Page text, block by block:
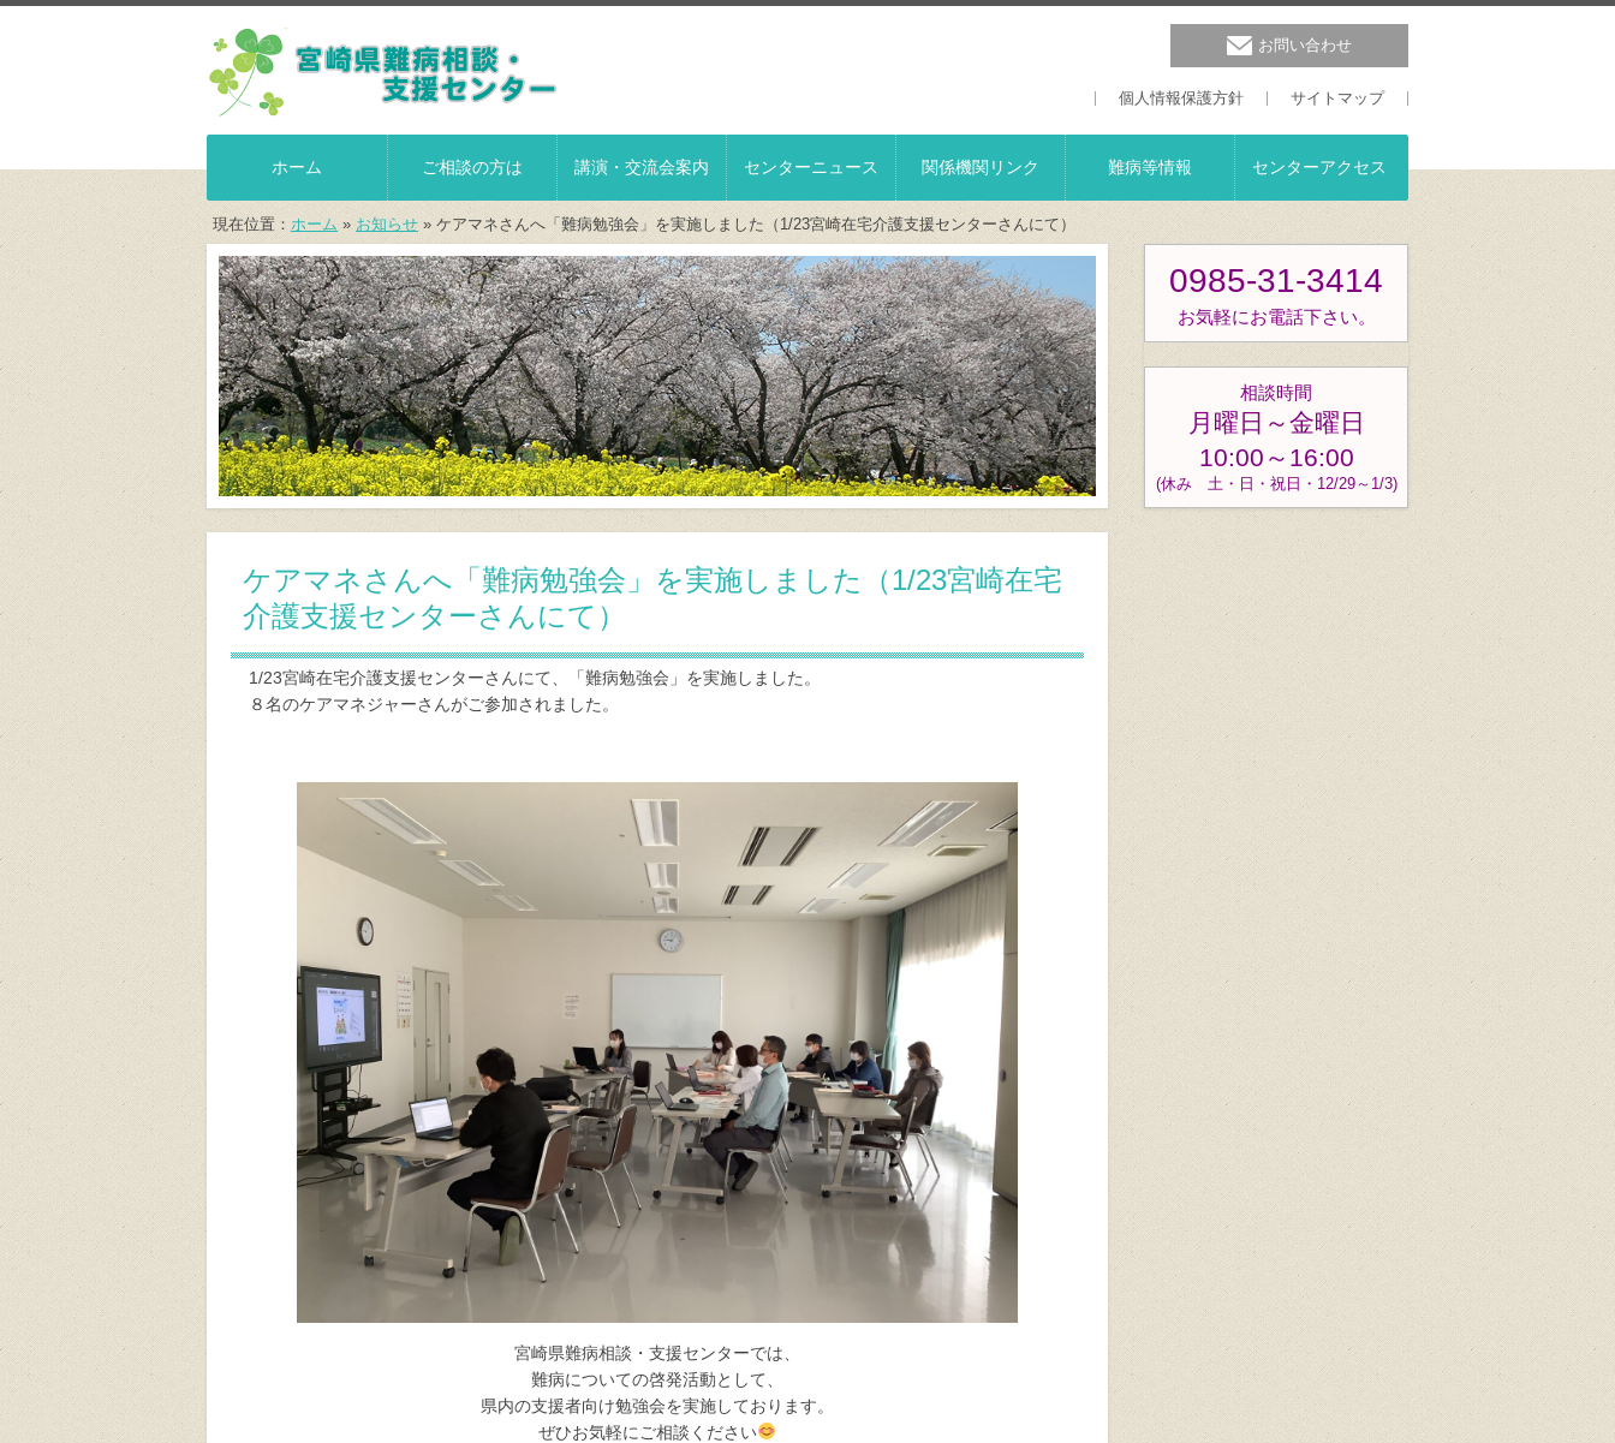
ホーム ご相談の方は 講演・交流会案内 センターニュース 関係機関リンク 難病等情報 センターアクセス
個人情報保護方針 サイトマップ
お問い合わせ
現在位置： ホーム » お知らせ » ケアマネさんへ「難病勉強会」を実施しました（1/23宮崎在宅介護支援センターさんにて）
ケアマネさんへ「難病勉強会」を実施しました（1/23宮崎在宅
介護支援センターさんにて）
1/23宮崎在宅介護支援センターさんにて、「難病勉強会」を実施しました。
８名のケアマネジャーさんがご参加されました。
宮崎県難病相談・支援センターでは、
難病についての啓発活動として、
県内の支援者向け勉強会を実施しております。
ぜひお気軽にご相談ください
0985-31-3414
お気軽にお電話下さい。
相談時間
月曜日～金曜日
10:00～16:00
(休み 土・日・祝日・12/29～1/3)